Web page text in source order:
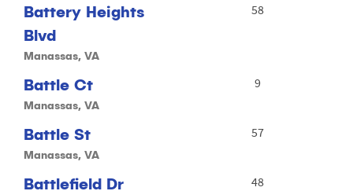
Battery Heights
Blvd
Manassas, VA
58
Battle Ct
Manassas, VA
9
Battle St
Manassas, VA
57
Battlefield Dr 48